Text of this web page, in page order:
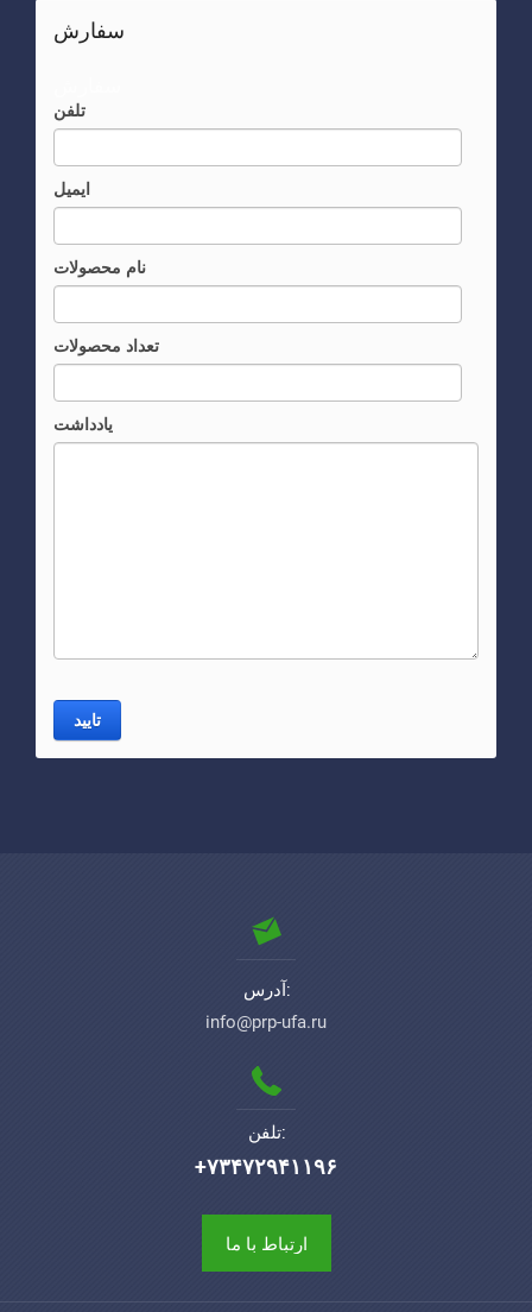
سفارش
تلفن
ایمیل
نام محصولات
تعداد محصولات
یادداشت
تایید
آدرس:
info@prp-ufa.ru
تلفن:
+۷۳۴۷۲۹۴۱۱۹۶
ارتباط با ما